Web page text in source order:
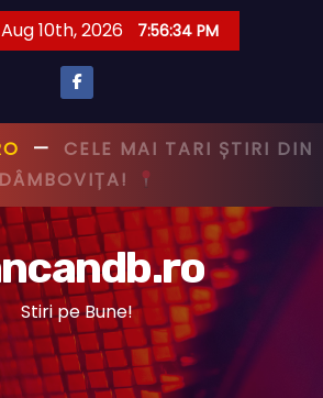
10th, 2026 7:56:35 PM
—PRIMUL CU ȘTIREA,
CU ADEVĂRUL!
Stiri pe Bune!